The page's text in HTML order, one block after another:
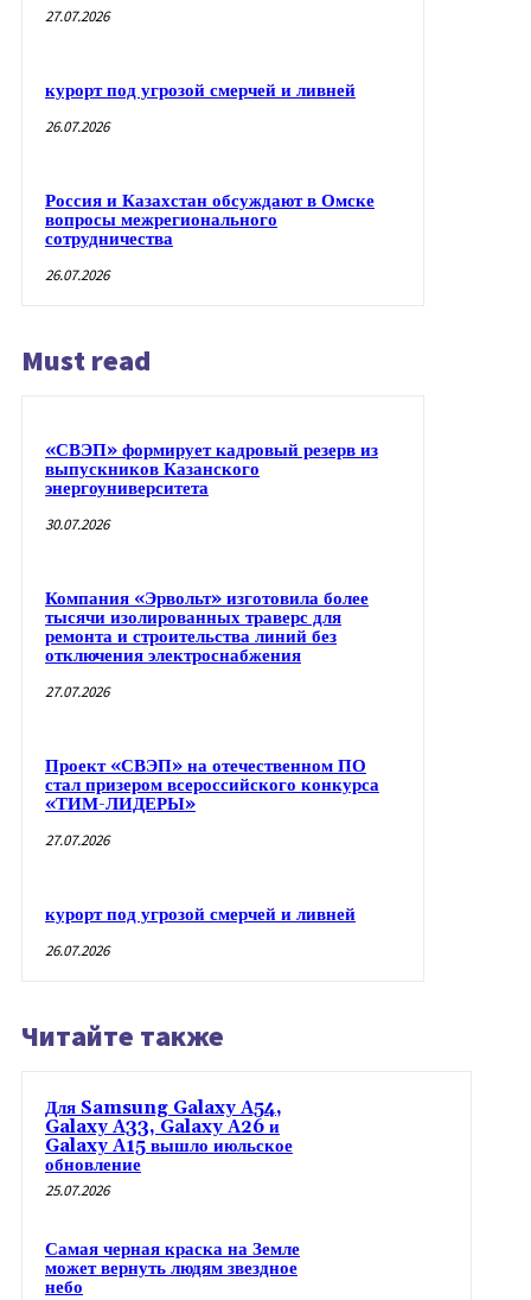
27.07.2026
курорт под угрозой смерчей и ливней
26.07.2026
Россия и Казахстан обсуждают в Омске
вопросы межрегионального
сотрудничества
26.07.2026
Must read
«СВЭП» формирует кадровый резерв из
выпускников Казанского
энергоуниверситета
30.07.2026
Компания «Эрвольт» изготовила более
тысячи изолированных траверс для
ремонта и строительства линий без
отключения электроснабжения
27.07.2026
Проект «СВЭП» на отечественном ПО
стал призером всероссийского конкурса
«ТИМ-ЛИДЕРЫ»
27.07.2026
курорт под угрозой смерчей и ливней
26.07.2026
Читайте также
Для Samsung Galaxy A54,
Galaxy A33, Galaxy A26 и
Galaxy A15 вышло июльское
обновление
25.07.2026
Самая черная краска на Земле
может вернуть людям звездное
небо